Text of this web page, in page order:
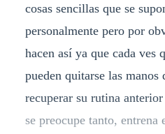
cosas sencillas que se
personalmente pero por
hacen así ya que cada ves
pueden quitarse las manos
recuperar su rutina
se preocupe tanto, entrena